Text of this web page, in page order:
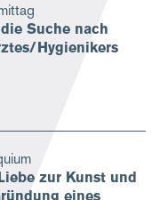
Suche nach
Hygienikers
zur Kunst und